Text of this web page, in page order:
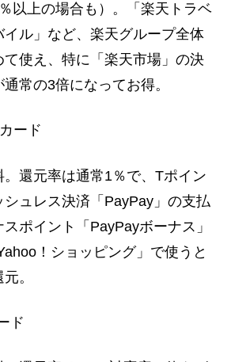
以上の場合も）。「楽天トラベ
イル」など、楽天グループ全体
て使え、特に「楽天市場」の決
常の3倍になってお得。
ード
還元率は通常1％で、Tポイン
シュレス決済「PayPay」の支払
ポイント「PayPayボーナス」
！ショッピング」で使うと
。
ド